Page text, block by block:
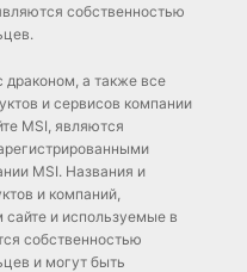
собственностью
драконом, а также все
и сервисов компании
MSI, являются
MSI. Названия и
и компаний,
и используемые в
собственностью
и могут быть